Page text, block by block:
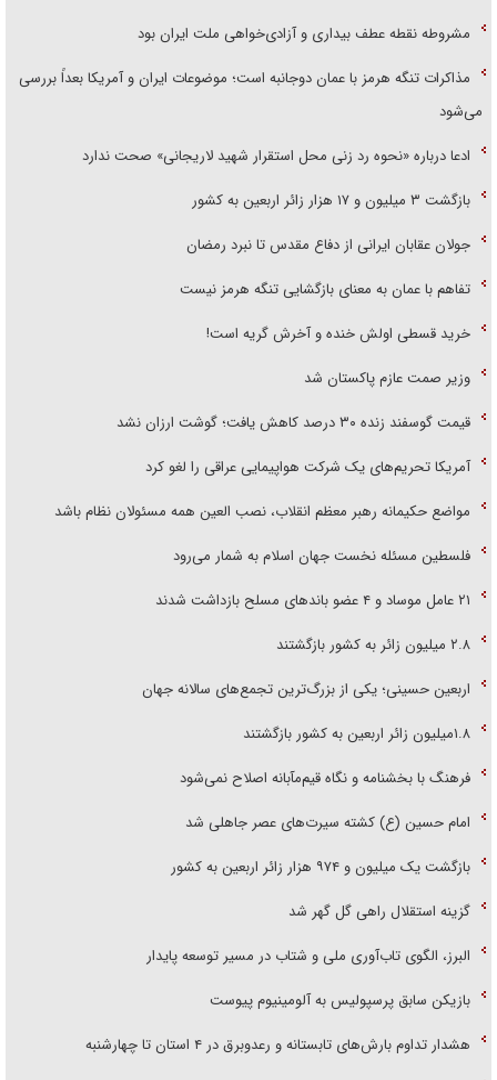
مشروطه نقطه عطف بیداری و آزادی‌خواهی ملت ایران بود
مذاکرات تنگه هرمز با عمان دوجانبه است؛ موضوعات ایران و آمریکا بعداً بررسی
می‌شود
ادعا درباره «نحوه رد زنی محل استقرار شهید لاریجانی» صحت ندارد
بازگشت ۳ میلیون و ۱۷ هزار زائر اربعین به کشور
جولان عقابان ایرانی از دفاع مقدس تا نبرد رمضان
تفاهم با عمان به معنای بازگشایی تنگه هرمز نیست
خرید قسطی اولش خنده و آخرش گریه است!
وزیر صمت عازم پاکستان شد
قیمت گوسفند زنده ۳۰ درصد کاهش یافت؛ گوشت ارزان نشد
آمریکا تحریم‌های یک شرکت هواپیمایی عراقی را لغو کرد
مواضع حکیمانه رهبر معظم انقلاب، نصب العین همه مسئولان نظام باشد
فلسطین مسئله نخست جهان اسلام به شمار می‌رود
۲۱ عامل موساد و ۴ عضو باند‌های مسلح بازداشت شدند
۲.۸ میلیون زائر به کشور بازگشتند
اربعین حسینی؛ یکی از بزرگ‌ترین تجمع‌های سالانه جهان
۱.۸میلیون زائر اربعین به کشور بازگشتند
فرهنگ با بخشنامه و نگاه قیم‌مآبانه اصلاح نمی‌شود
امام حسین (ع) کشته سیرت‌های عصر جاهلی شد
بازگشت یک میلیون و ۹۷۴ هزار زائر اربعین به کشور
گزینه استقلال راهی گل گهر شد
البرز، الگوی تاب‌آوری ملی و شتاب در مسیر توسعه پایدار
بازیکن سابق پرسپولیس به آلومینیوم پیوست
هشدار تداوم بارش‌های تابستانه و رعدوبرق در ۴ استان تا چهارشنبه